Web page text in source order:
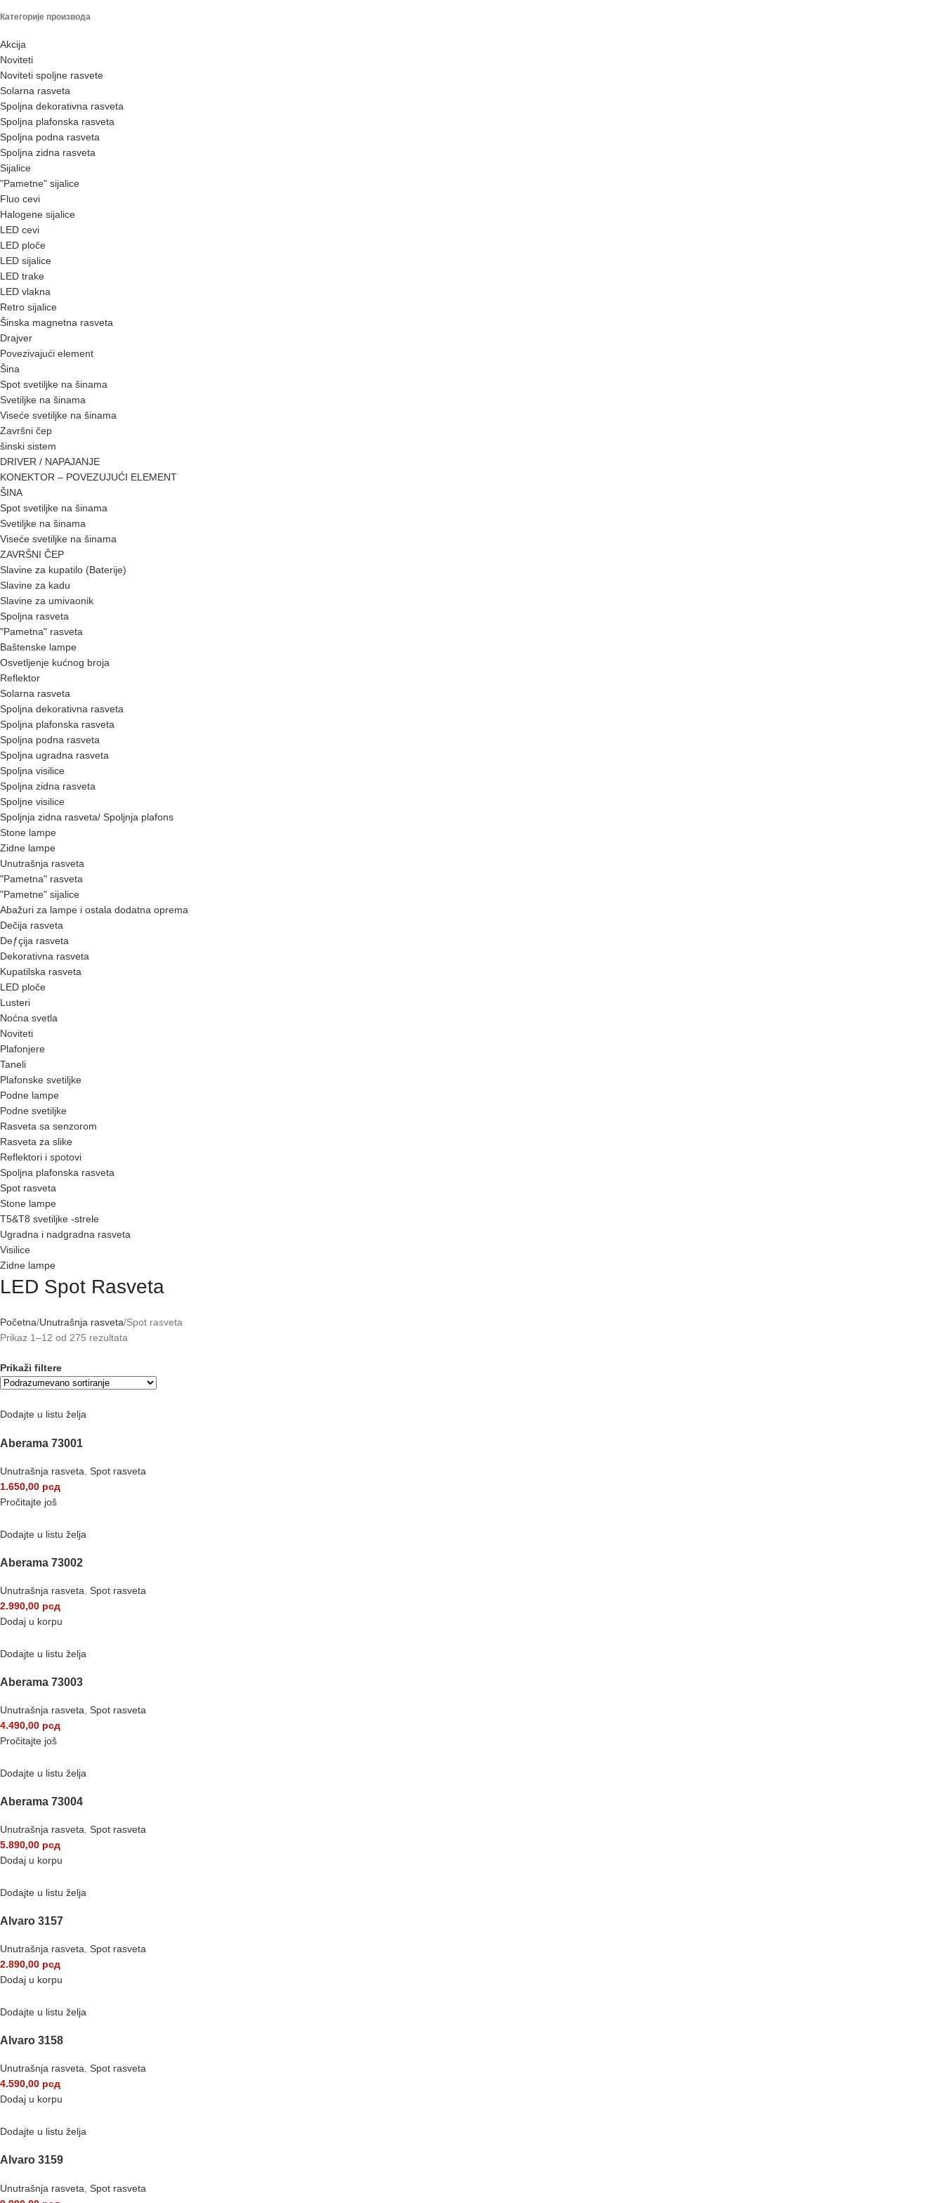
Категорије производа
Akcija
Noviteti
Noviteti spoljne rasvete
Solarna rasveta
Spoljna dekorativna rasveta
Spoljna plafonska rasveta
Spoljna podna rasveta
Spoljna zidna rasveta
Sijalice
"Pametne" sijalice
Fluo cevi
Halogene sijalice
LED cevi
LED ploče
LED sijalice
LED trake
LED vlakna
Retro sijalice
Šinska magnetna rasveta
Drajver
Povezivajući element
Šina
Spot svetiljke na šinama
Svetiljke na šinama
Viseće svetiljke na šinama
Završni čep
šinski sistem
DRIVER / NAPAJANJE
KONEKTOR – POVEZUJUĆI ELEMENT
ŠINA
Spot svetiljke na šinama
Svetiljke na šinama
Viseće svetiljke na šinama
ZAVRŠNI ČEP
Slavine za kupatilo (Baterije)
Slavine za kadu
Slavine za umivaonik
Spoljna rasveta
"Pametna" rasveta
Baštenske lampe
Osvetljenje kućnog broja
Reflektor
Solarna rasveta
Spoljna dekorativna rasveta
Spoljna plafonska rasveta
Spoljna podna rasveta
Spoljna ugradna rasveta
Spoljna visilice
Spoljna zidna rasveta
Spoljne visilice
Spoljnja zidna rasveta/ Spoljnja plafons
Stone lampe
Zidne lampe
Unutrašnja rasveta
"Pametna" rasveta
"Pametne" sijalice
Abažuri za lampe i ostala dodatna oprema
Dečija rasveta
Deƒçija rasveta
Dekorativna rasveta
Kupatilska rasveta
LED ploče
Lusteri
Noćna svetla
Noviteti
Plafonjere
Taneli
Plafonske svetiljke
Podne lampe
Podne svetiljke
Rasveta sa senzorom
Rasveta za slike
Reflektori i spotovi
Spoljna plafonska rasveta
Spot rasveta
Stone lampe
T5&T8 svetiljke -strele
Ugradna i nadgradna rasveta
Visilice
Zidne lampe
LED Spot Rasveta
Početna Unutrašnja rasveta Spot rasveta
Prikaz 1–12 od 275 rezultata
Prikaži filtere
Dodajte u listu želja
Aberama 73001
Unutrašnja rasveta, Spot rasveta
1.650,00 рсд
Pročitajte još
Dodajte u listu želja
Aberama 73002
Unutrašnja rasveta, Spot rasveta
2.990,00 рсд
Dodaj u korpu
Dodajte u listu želja
Aberama 73003
Unutrašnja rasveta, Spot rasveta
4.490,00 рсд
Pročitajte još
Dodajte u listu želja
Aberama 73004
Unutrašnja rasveta, Spot rasveta
5.890,00 рсд
Dodaj u korpu
Dodajte u listu želja
Alvaro 3157
Unutrašnja rasveta, Spot rasveta
2.890,00 рсд
Dodaj u korpu
Dodajte u listu želja
Alvaro 3158
Unutrašnja rasveta, Spot rasveta
4.590,00 рсд
Dodaj u korpu
Dodajte u listu želja
Alvaro 3159
Unutrašnja rasveta Spot rasveta